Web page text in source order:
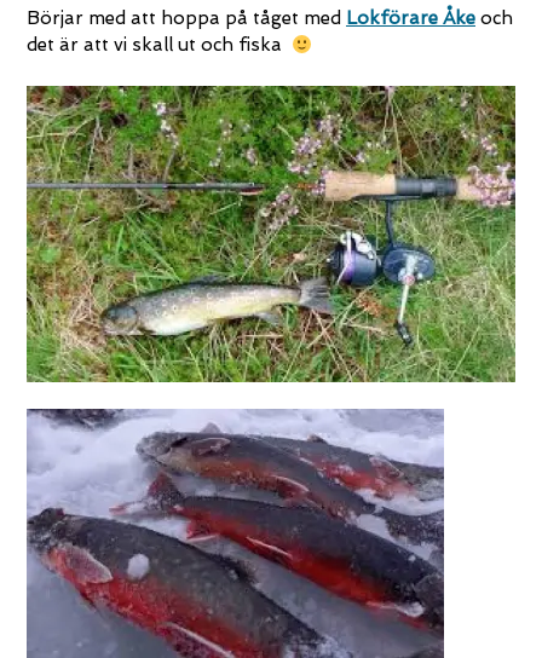
Börjar med att hoppa på tåget med Lokförare Åke och
det är att vi skall ut och fiska